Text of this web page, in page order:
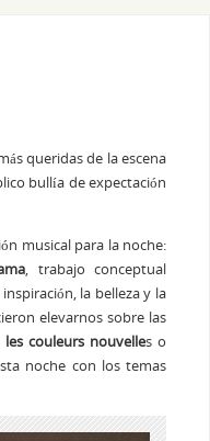
queridas de la escena
bullía de expectación
musical para la noche:
, trabajo conceptual
la belleza y la
elevarnos sobre las
couleurs nouvelles o
noche con los temas